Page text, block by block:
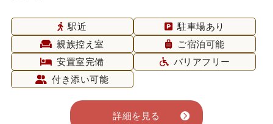
駅近
駐車場あり
親族控え室
ご宿泊可能
安置室完備
バリアフリー
付き添い可能
詳細を見る